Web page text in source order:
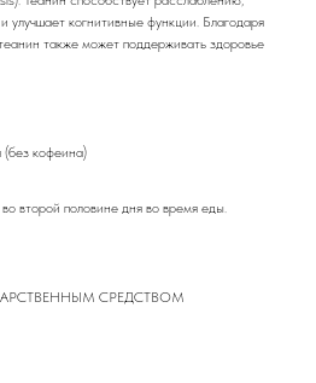
улучшает когнитивные функции. Благодаря
также может поддерживать здоровье
(без кофеина)
второй половине дня во время еды.
СРЕДСТВОМ